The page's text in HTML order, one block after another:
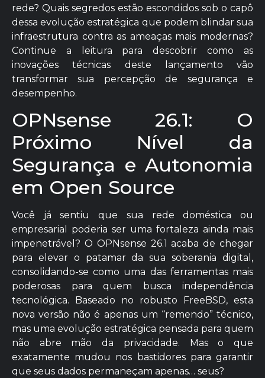
rede? Quais segredos estão escondidos sob o capô
dessa evolução estratégica que podem blindar sua
infraestrutura contra as ameaças mais modernas?
Continue a leitura para descobrir como as
inovações técnicas deste lançamento vão
transformar sua percepção de segurança e
desempenho.
OPNsense 26.1: O
Próximo Nível da
Segurança e Autonomia
em Open Source
Você já sentiu que sua rede doméstica ou
empresarial poderia ser uma fortaleza ainda mais
impenetrável? O OPNsense 26.1 acaba de chegar
para elevar o patamar da sua soberania digital,
consolidando-se como uma das ferramentas mais
poderosas para quem busca independência
tecnológica. Baseado no robusto FreeBSD, esta
nova versão não é apenas um “remendo” técnico,
mas uma evolução estratégica pensada para quem
não abre mão da privacidade. Mas o que
exatamente mudou nos bastidores para garantir
que seus dados permaneçam apenas… seus?